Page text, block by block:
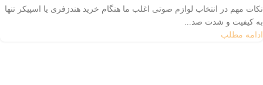
نکات مهم در انتخاب لوازم صوتی اغلب ما هنگام خرید هندزفری یا اسپیکر تنها
به کیفیت و شدت صد...
ادامه مطلب